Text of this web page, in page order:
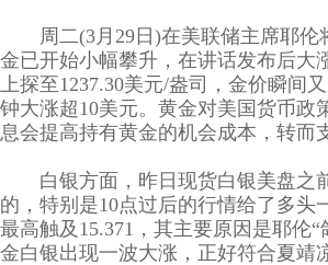
周二(3月29日)在美联储主席耶伦
金已开始小幅攀升，在讲话发布后大
上探至1237.30美元/盎司，金价瞬间
钟大涨超10美元。黄金对美国货币政
息会提高持有黄金的机会成本，转而
白银方面，昨日现货白银美盘之
的，特别是10点过后的行情给了多头
最高触及15.371，其主要原因是耶伦
金白银出现一波大涨，正好符合夏靖